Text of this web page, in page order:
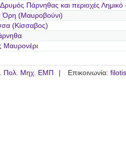
Δρυμός Πάρνηθας και περιοχές Λημικό
Όρη (Μαυροβούνι)
(Κίσσαβος)
Μαυρονέρι
Πολ. Μηχ. ΕΜΠ Επικοινωνία: